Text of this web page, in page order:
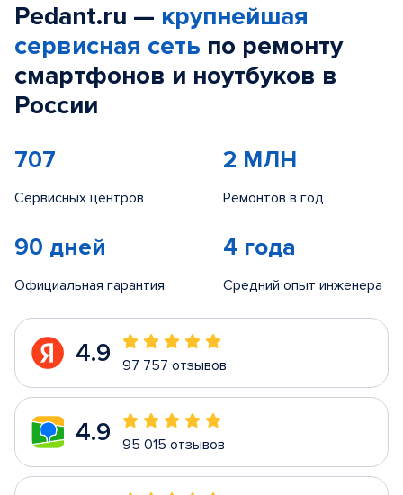
Pedant.ru — крупнейшая
сервисная сеть по ремонту
смартфонов и ноутбуков в
России
707
Сервисных центров
2 МЛН
Ремонтов в год
90 дней
Официальная гарантия
4 года
Средний опыт инженера
4.9 97 757 отзывов
4.9 95 015 отзывов